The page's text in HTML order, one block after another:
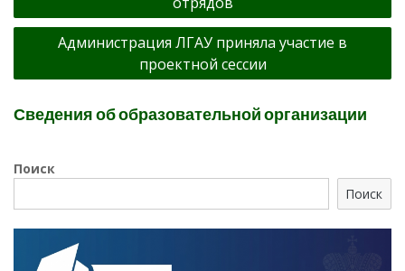
Администрация ЛГАУ приняла участие в
проектной сессии
Сведения об образовательной организации
Поиск
Поиск